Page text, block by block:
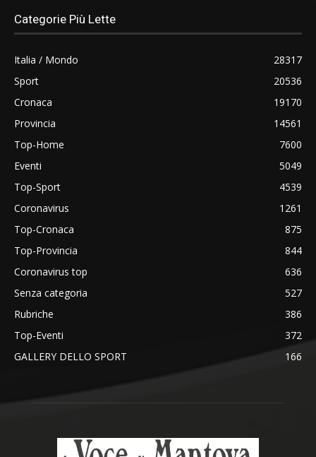
Categorie Più Lette
Italia / Mondo
28317
Sport
20536
Cronaca
19170
Provincia
14561
Top-Home
7600
Eventi
5049
Top-Sport
4539
Coronavirus
1261
Top-Cronaca
875
Top-Provincia
844
Coronavirus top
636
Senza categoria
527
Rubriche
386
Top-Eventi
372
GALLERY DELLO SPORT
166